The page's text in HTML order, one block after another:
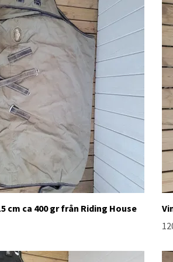
cm ca 400 gr från Riding House